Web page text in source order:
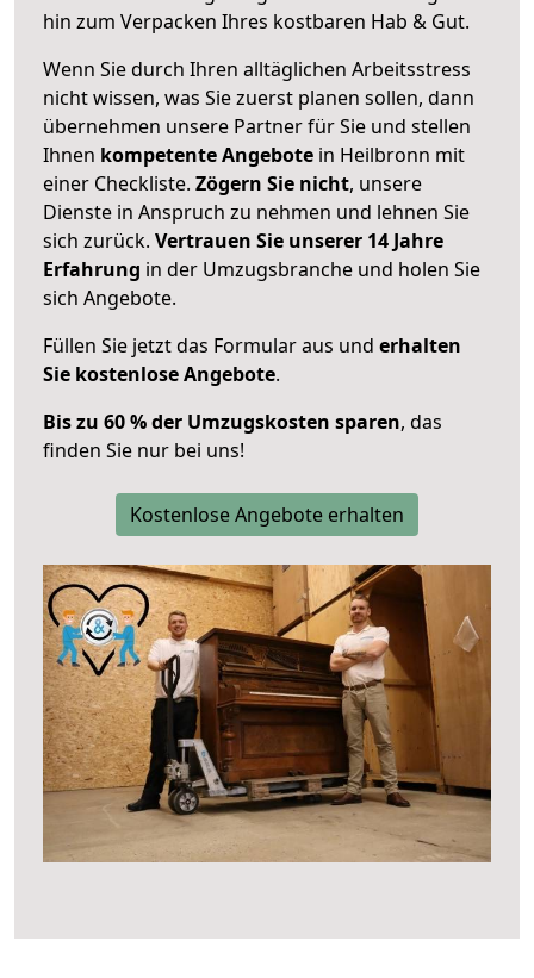
hin zum Verpacken Ihres kostbaren Hab & Gut.
Wenn Sie durch Ihren alltäglichen Arbeitsstress
nicht wissen, was Sie zuerst planen sollen, dann
übernehmen unsere Partner für Sie und stellen
Ihnen kompetente Angebote in Heilbronn mit
einer Checkliste. Zögern Sie nicht, unsere
Dienste in Anspruch zu nehmen und lehnen Sie
sich zurück. Vertrauen Sie unserer 14 Jahre
Erfahrung in der Umzugsbranche und holen Sie
sich Angebote.
Füllen Sie jetzt das Formular aus und erhalten
Sie kostenlose Angebote.
Bis zu 60 % der Umzugskosten sparen, das
finden Sie nur bei uns!
Kostenlose Angebote erhalten